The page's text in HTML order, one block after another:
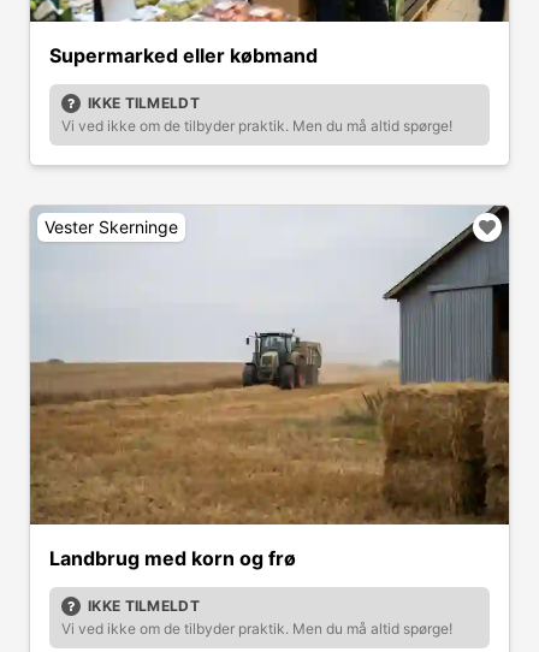
Supermarked eller købmand
IKKE TILMELDT
Vi ved ikke om de tilbyder praktik. Men du må altid spørge!
Vester Skerninge
Landbrug med korn og frø
IKKE TILMELDT
Vi ved ikke om de tilbyder praktik. Men du må altid spørge!